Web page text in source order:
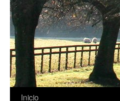
Saltar
Inicio